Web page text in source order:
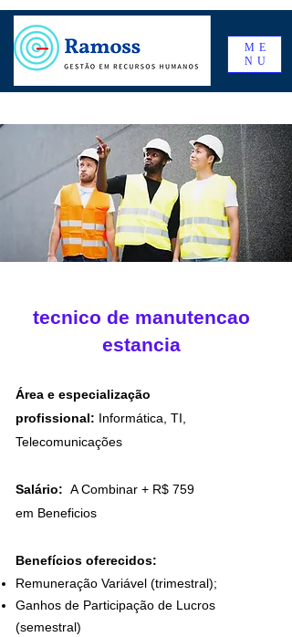
ME
NU
tecnico de manutencao
estancia
Área e especialização
profissional: Informática, TI,
Telecomunicações
Salário: A Combinar + R$ 759
em Beneficios
Benefícios oferecidos:
Remuneração Variável (trimestral);
Ganhos de Participação de Lucros
(semestral)